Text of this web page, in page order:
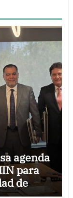
agenda
para
de